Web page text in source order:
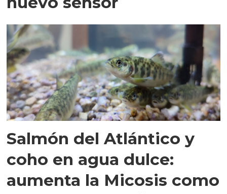
Salmón del Atlántico y
coho en agua dulce:
aumenta la Micosis como